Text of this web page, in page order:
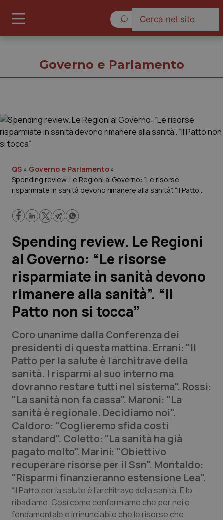
Cronache
Governo e Parlamento
Regioni e Asl
Lavoro e Professioni
Scienza e Farmaci
Studi e Analisi
Lettere al direttore
QS Pro
Professionisti Sanitari.AI
Abruzzo
Basilicata
Calabria
Campania
Emilia-Romagna
QS Pro Gold
Artrite & artrosi
Asma & BPCO
Car-T
Colesterolo & coronaropatie
QS Club Newsletter
Governo e Parlamento
QS » Governo e Parlamento »
Spending review. Le Regioni al Governo: “Le risorse
risparmiate in sanità devono rimanere alla sanità”. “Il Patto
Spending review. Le Regioni
al Governo: “Le risorse
risparmiate in sanità devono
rimanere alla sanità”. “Il
Patto non si tocca”
Coro unanime dalla Conferenza dei
presidenti di questa mattina. Errani: "Il
Patto per la salute è l'architrave della
sanità. I risparmi al suo interno ma
dovranno restare tutti nel sistema". Rossi:
"La sanità non fa cassa". Maroni: "La
sanità è regionale. Decidiamo noi".
Caldoro: "Coglieremo sfida costi
standard". Coletto: "La sanità ha già
pagato molto". Marini: "Obiettivo
recuperare risorse per il Ssn". Montaldo:
"Risparmi finanzieranno estensione Lea".
“Il Patto per la salute è l’architrave della sanità. E lo
ribadiamo. Così come confermiamo che per noi è
fondamentale e irrinunciabile che le risorse che